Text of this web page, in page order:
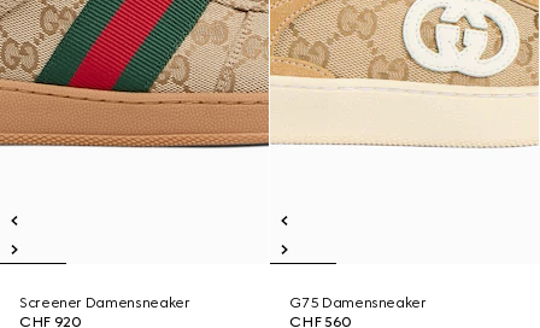
Screener Damensneaker
CHF 920
G75 Damensneaker
CHF 560